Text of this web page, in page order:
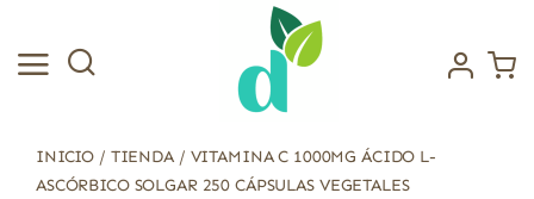
contenido
INICIO / TIENDA/ VITAMINA C 1000MG ÁCIDO L-
ASCÓRBICO SOLGAR 250 CÁPSULAS VEGETALES